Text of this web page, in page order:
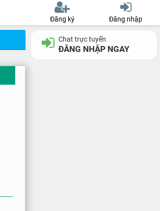
Đăng ký Đăng nhập
Chat trực tuyến
ĐĂNG NHẬP NGAY